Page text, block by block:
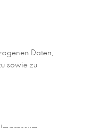
Daten,
sowie zu